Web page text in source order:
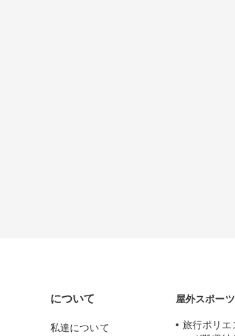
について
私達について
屋外スポー
旅行ポリ​​エ